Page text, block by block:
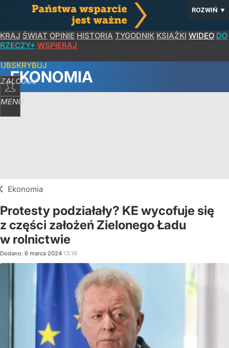
ROZWIŃ ▼
KRAJ ŚWIAT OPINIE HISTORIA TYGODNIK KSIĄŻKI WIDEO DO
RZECZY+ WSPIERAJ
ZALOGUJ
MENU
EKONOMIA
Ekonomia
Protesty podziałały? KE wycofuje się
z części założeń Zielonego Ładu
w rolnictwie
Dodano: 6 marca 2024 13:18